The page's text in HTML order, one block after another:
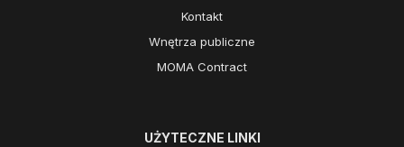
Kontakt
Wnętrza publiczne
MOMA Contract
UŻYTECZNE LINKI